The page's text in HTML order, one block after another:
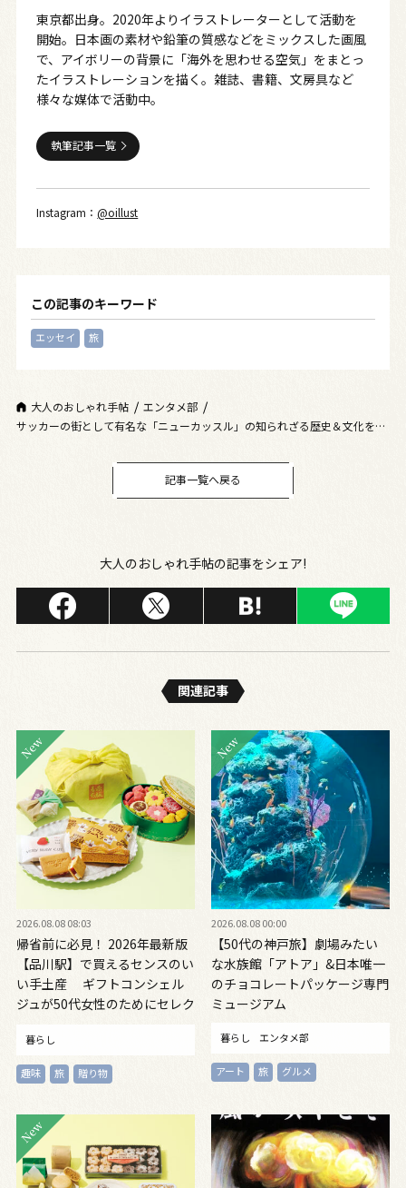
東京都出身。2020年よりイラストレーターとして活動を
開始。日本画の素材や鉛筆の質感などをミックスした画風
で、アイボリーの背景に「海外を思わせる空気」をまとっ
たイラストレーションを描く。雑誌、書籍、文房具など
様々な媒体で活動中。
執筆記事一覧
Instagram：@oillust
この記事のキーワード
エッセイ 旅
大人のおしゃれ手帖
エンタメ部
サッカーの街として有名な「ニューカッスル」の知られざる歴史＆文化を紐
記事一覧へ戻る
大人のおしゃれ手帖の記事をシェア!
関連記事
2026.08.08 08:03
帰省前に必見！ 2026年最新版
【品川駅】で買えるセンスのい
い手土産 ギフトコンシェル
ジュが50代女性のためにセレク
暮らし
趣味 旅 贈り物
2026.08.08 00:00
【50代の神戸旅】劇場みたい
な水族館「アトア」&日本唯一
のチョコレートパッケージ専門
ミュージアム
暮らし エンタメ部
アート 旅 グルメ